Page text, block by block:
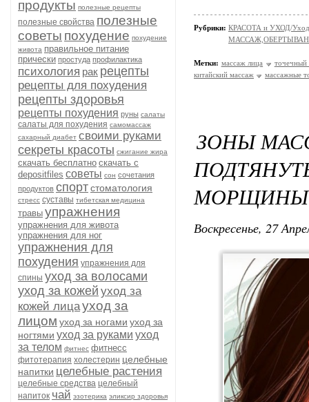
продукты полезные рецепты
полезные свойства полезные
советы похудение похудение
живота правильное питание
прически простуда профилактика
психология рак рецепты
рецепты для похудения
рецепты здоровья
рецепты похудения руны салаты
салаты для похудения самомассаж
сахарный диабет своими руками
секреты красоты сжигание жира
скачать бесплатно скачать с
depositfiles советы сон сочетания
продуктов спортстоматология
стресс суставы тибетская медицина
травы упражнения
упражнения для живота
упражнения для ног
упражнения для
похудения упражнения для
спины уход за волосами
уход за кожей уход за
кожей лицауход за
лицом уход за ногами уход за
ногтями уход за руками уход
за телом фитнес фитнесс
фитотерапия холестерин целебные
напитки целебные растения
целебные средства целебный
напиток чай эзотерика эликсир здоровья
Рубрики: КРАСОТА и УХОД/Уход
Метки: массаж лица
точечный
китайский массаж
массажные
ЗОНЫ
МОРЩИНЫ
Воскресенье, 27